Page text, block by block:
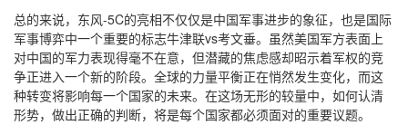
总的来说，东风-5C的亮相不仅仅是中国军事进步的象征，也是国际
军事博弈中一个重要的标志牛津联vs考文垂。虽然美国军方表面上
对中国的军力表现得毫不在意，但潜藏的焦虑感却昭示着军权的竞
争正进入一个新的阶段。全球的力量平衡正在悄然发生变化，而这
种转变将影响每一个国家的未来。在这场无形的较量中，如何认清
形势，做出正确的判断，将是每个国家都必须面对的重要议题。